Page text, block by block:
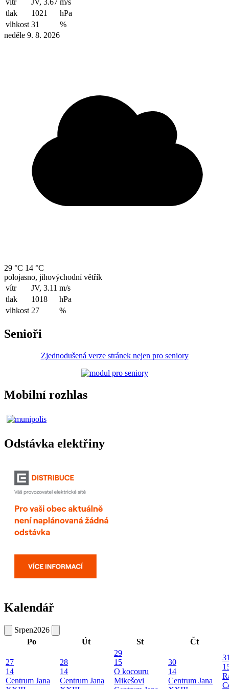
vítr JV, 3.67 m/s
tlak
1021
hPa
vlhkost 31
%
neděle 9. 8. 2026
29 °C 14 °C
polojasno, jihovýchodní větřík
vítr
JV, 3.11 m/s
tlak
1018
hPa
vlhkost 27 %
Senioři
Zjednodušená verze stránek nejen pro seniory
Mobilní rozhlas
Odstávka elektřiny
Kalendář
Srpen2026
Po
Út St Čt
27
14
Centrum Jana
28
14
Centrum Jana
29
15
O kocouru
Mikešovi
30
14
Centrum Jana